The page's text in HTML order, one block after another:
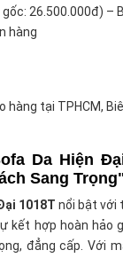
gốc: 26.500.000đ) –
hàng
hàng tại TPHCM,
Da Hiện
Sang
1018T nổi bật với
kết hợp hoàn hảo
đẳng cấp. Với